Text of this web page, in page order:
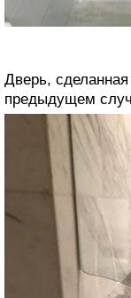
Дверь,
предыдущем